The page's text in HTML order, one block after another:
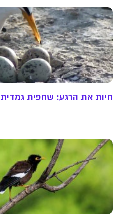
חיות את הרגע: שחפית גמדית